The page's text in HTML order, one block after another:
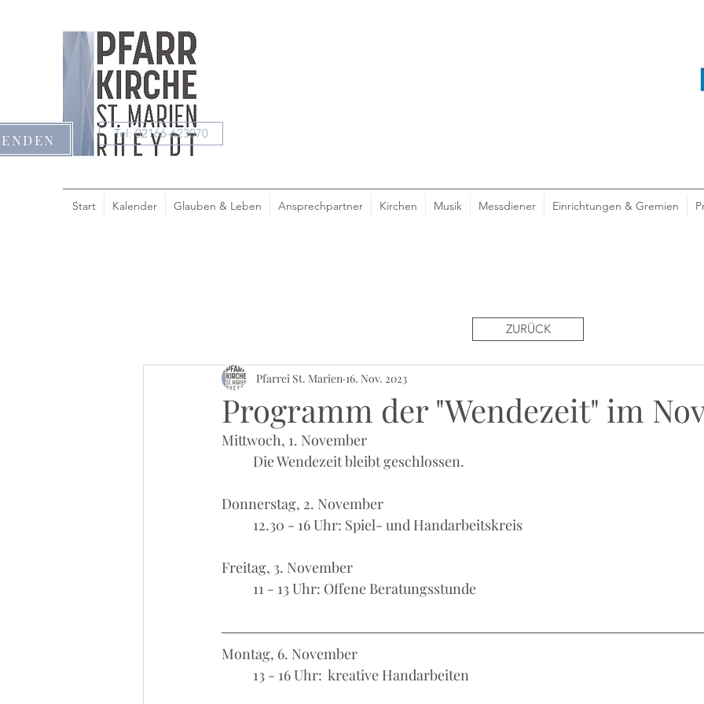
Tel: 02166-623070
Start Kalender Glauben & Leben Ansprechpartner Kirchen Musik Messdiener Einrichtungen & Gremien
Programm der "Wendezeit" im
Pfarrei St. Marien 16. Nov. 2023
Mittwoch, 1. November
	Die Wendezeit bleibt geschlossen.
Donnerstag, 2. November
	12.30 - 16 Uhr: Spiel- und Handarbeitskreis
Freitag, 3. November
	11 - 13 Uhr: Offene Beratungsstunde
Montag, 6. November
	13 - 16 Uhr:  kreative Handarbeiten
ZURÜCK